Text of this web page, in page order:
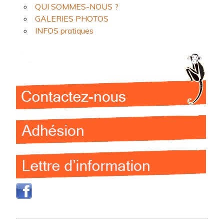
QUI SOMMES-NOUS ?
GALERIES PHOTOS
INFOS pratiques